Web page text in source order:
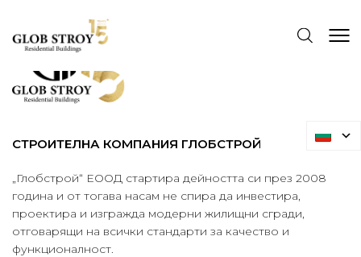
СТРОИТЕЛНА КОМПАНИЯ ГЛОБСТРОЙ
„Глобстрой“ ЕООД стартира дейността си през 2008
година и от тогава насам не спира да инвестира,
проектира и изгражда модерни жилищни сгради,
отговарящи на всички стандарти за качество и
функционалност.